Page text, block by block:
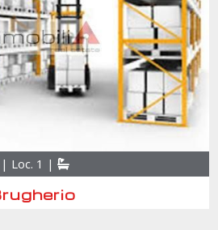
| Loc. 1 |